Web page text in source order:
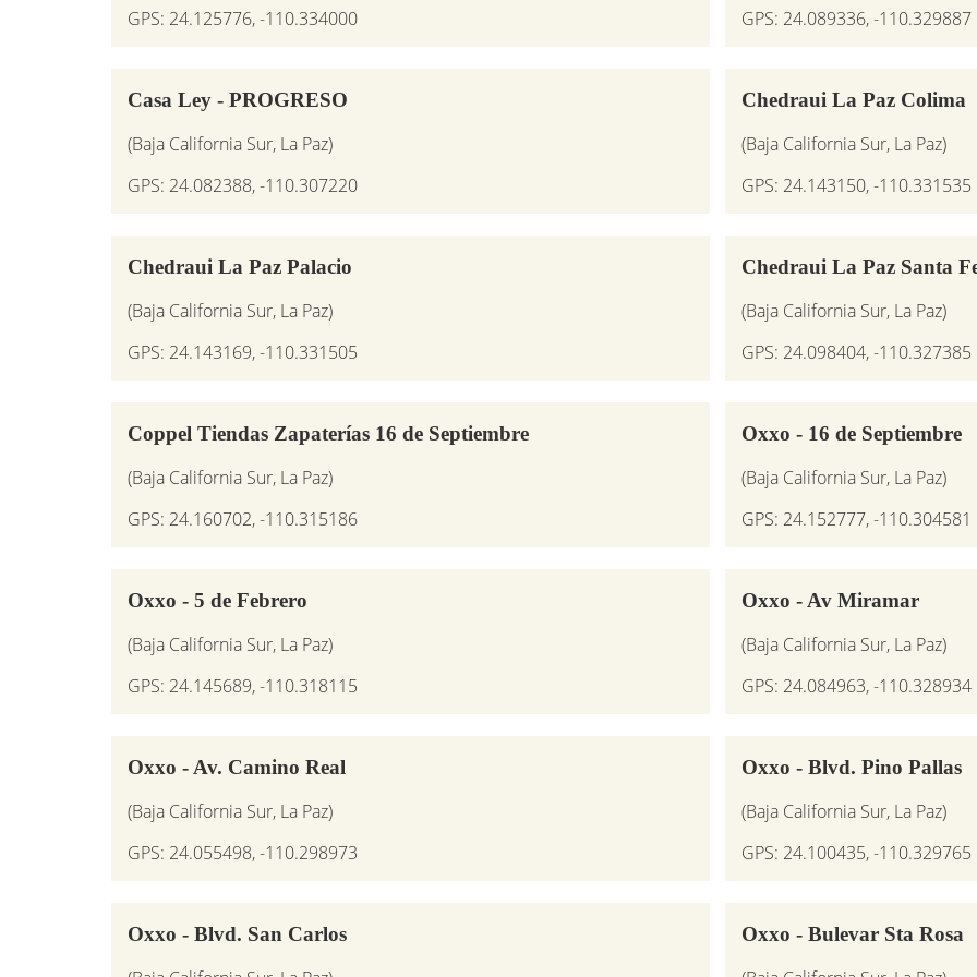
GPS: 24.125776, -110.334000 GPS: 24.089336, -110.329887
Casa Ley - PROGRESO
(Baja California Sur, La Paz)
GPS: 24.082388, -110.307220
Chedraui La Paz Colima
(Baja California Sur, La Paz)
GPS: 24.143150, -110.331535
Chedraui La Paz Palacio
(Baja California Sur, La Paz)
GPS: 24.143169, -110.331505
Chedraui La Paz Santa
(Baja California Sur, La Paz)
GPS: 24.098404, -110.327385
Coppel Tiendas Zapaterías 16 de Septiembre
(Baja California Sur, La Paz)
GPS: 24.160702, -110.315186
Oxxo - 16 de Septiembre
(Baja California Sur, La Paz)
GPS: 24.152777, -110.304581
Oxxo - 5 de Febrero
(Baja California Sur, La Paz)
GPS: 24.145689, -110.318115
Oxxo - Av Miramar
(Baja California Sur, La Paz)
GPS: 24.084963, -110.328934
Oxxo - Av. Camino Real
(Baja California Sur, La Paz)
GPS: 24.055498, -110.298973
Oxxo - Blvd. Pino Pallas
(Baja California Sur, La Paz)
GPS: 24.100435, -110.329765
Oxxo - Blvd. San Carlos Oxxo - Bulevar Sta Rosa